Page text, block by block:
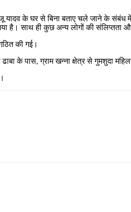
यादव के घर से बिना बताए चले जाने के संबंध
है। साथ ही कुछ अन्य लोगों की संलिप्तता
की गई।
के पास, ग्राम खन्ना क्षेत्र से गुमशुदा